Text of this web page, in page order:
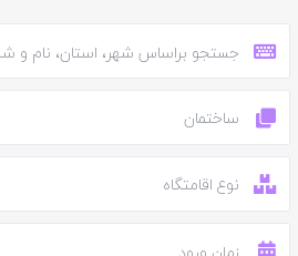
ساختمان
نوع اقامتگاه